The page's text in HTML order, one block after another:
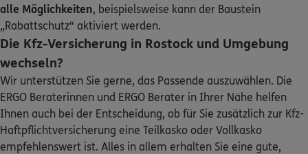
Thomas Buchholz
Karl-Marx-Str. 15,18465 Tribsees(43.5 km)
Homepage besuchen
ERGO
Simone Gawron
Am Graben 3,18279 Lalendorf(44.9 km)
Homepage besuchen
alle Möglichkeiten, beispielsweise kann der Baustein
„Rabattschutz“ aktiviert werden.
Die Kfz-Versicherung in Rostock und Umgebung
wechseln?
Wir unterstützen Sie gerne, das Passende auszuwählen. Die
ERGO Beraterinnen und ERGO Berater in Ihrer Nähe helfen
Ihnen auch bei der Entscheidung, ob für Sie zusätzlich zur Kfz-
Haftpflichtversicherung eine Teilkasko oder Vollkasko
empfehlenswert ist. Alles in allem erhalten Sie eine gute,